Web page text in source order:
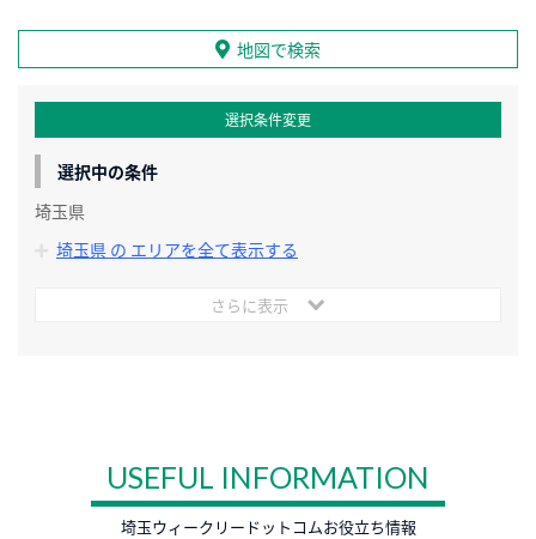
地図で検索
選択条件変更
選択中の条件
埼玉県
埼玉県 の エリアを全て表示する
さらに表示
USEFUL INFORMATION
埼玉ウィークリードットコムお役立ち情報